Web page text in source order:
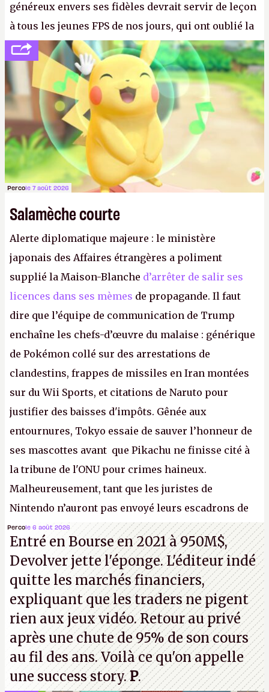
généreux envers ses fidèles devrait servir de leçon
à tous les jeunes FPS de nos jours, qui ont oublié la
politesse et le respect envers leurs joueurs et les
anciens. Il leur faudrait une bonne guerre des
consoles à ces petits cons !
Percole 7 août 2026
Salamèche courte
Alerte diplomatique majeure : le ministère
japonais des Affaires étrangères a poliment
supplié la Maison-Blanche d’arrêter de salir ses
licences dans ses mèmes de propagande. Il faut
dire que l’équipe de communication de Trump
enchaîne les chefs-d’œuvre du malaise : générique
de Pokémon collé sur des arrestations de
clandestins, frappes de missiles en Iran montées
sur du Wii Sports, et citations de Naruto pour
justifier des baisses d'impôts. Gênée aux
entournures, Tokyo essaie de sauver l’honneur de
ses mascottes avant que Pikachu ne finisse cité à
la tribune de l'ONU pour crimes haineux.
Malheureusement, tant que les juristes de
Nintendo n’auront pas envoyé leurs escadrons de
la mort judiciaires pour distribuer du copyright
strike à tour de bras, l'Oncle Sam continuera
d'étaler sa confiture intellectuelle sur vos
souvenirs d'enfance.P.
Percole 6 août 2026
Entré en Bourse en 2021 à 950M$,
Devolver jette l'éponge. L'éditeur indé
quitte les marchés financiers,
expliquant que les traders ne pigent
rien aux jeux vidéo. Retour au privé
après une chute de 95% de son cours
au fil des ans. Voilà ce qu'on appelle
une success story.P.